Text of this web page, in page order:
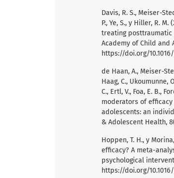
Davis, R. S., Meiser-
P., Ye, S., y Hiller, R.
treating posttraumatic
Academy of Child and
https://doi.org/10.1016/
de Haan, A., Meiser-
Haag, C., Ukoumunne,
C., Ertl, V., Foa, E. B.,
moderators of
adolescents: an
& Adolescent Health,
Hoppen, T. H., y
efficacy? A meta-
psychological
https://doi.org/10.1016/